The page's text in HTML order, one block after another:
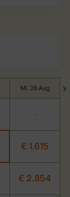
Mi. 26 Aug
-
€ 1.615
€ 2.854